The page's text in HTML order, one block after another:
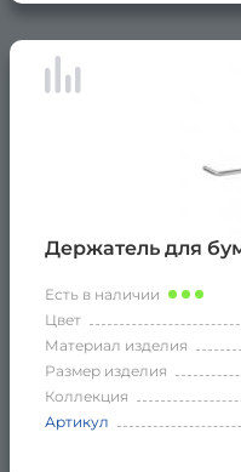
Держатель для
Есть в наличии
Цвет
Материал изделия
Размер изделия
Коллекция
Артикул